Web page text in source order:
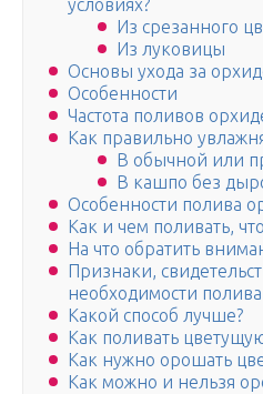
условиях?
Из срезанного
Из луковицы
Основы ухода за
Особенности
Частота поливов
Как правильно
В обычной или
В кашпо без
Особенности полива
Как и чем поливать,
На что обратить
Признаки,
необходимости полива
Какой способ лучше?
Как поливать
Как нужно орошать
Как можно и нельзя